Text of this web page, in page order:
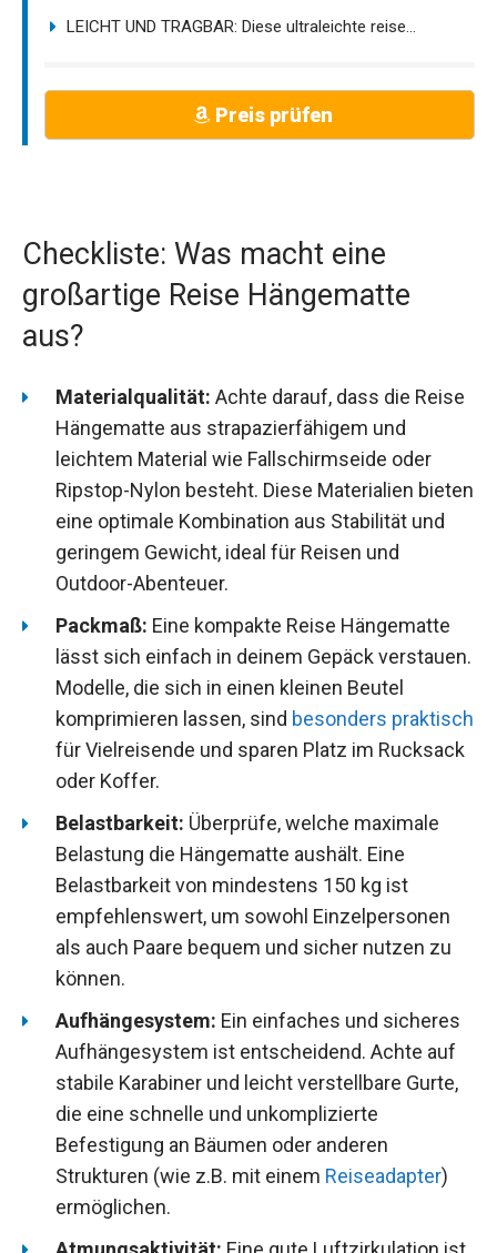
LEICHT UND TRAGBAR: Diese ultraleichte reise...
Preis prüfen
Checkliste: Was macht eine
großartige Reise Hängematte
aus?
Materialqualität: Achte darauf, dass die Reise
Hängematte aus strapazierfähigem und
leichtem Material wie Fallschirmseide oder
Ripstop-Nylon besteht. Diese Materialien bieten
eine optimale Kombination aus Stabilität und
geringem Gewicht, ideal für Reisen und
Outdoor-Abenteuer.
Packmaß: Eine kompakte Reise Hängematte
lässt sich einfach in deinem Gepäck verstauen.
Modelle, die sich in einen kleinen Beutel
komprimieren lassen, sind besonders praktisch
für Vielreisende und sparen Platz im Rucksack
oder Koffer.
Belastbarkeit: Überprüfe, welche maximale
Belastung die Hängematte aushält. Eine
Belastbarkeit von mindestens 150 kg ist
empfehlenswert, um sowohl Einzelpersonen
als auch Paare bequem und sicher nutzen zu
können.
Aufhängesystem: Ein einfaches und sicheres
Aufhängesystem ist entscheidend. Achte auf
stabile Karabiner und leicht verstellbare Gurte,
die eine schnelle und unkomplizierte
Befestigung an Bäumen oder anderen
Strukturen (wie z.B. mit einem Reiseadapter)
ermöglichen.